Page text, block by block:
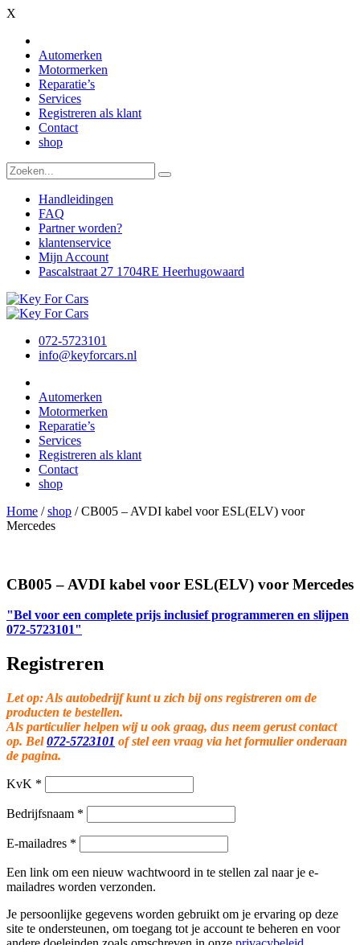
X
Automerken
Motormerken
Reparatie’s
Services
Registreren als klant
Contact
shop
Handleidingen
FAQ
Partner worden?
klantenservice
Mijn Account
Pascalstraat 27 1704RE Heerhugowaard
072-5723101
info@keyforcars.nl
Automerken
Motormerken
Reparatie’s
Services
Registreren als klant
Contact
shop
Home /shop /CB005 – AVDI kabel voor ESL(ELV) voor
Mercedes
CB005 – AVDI kabel voor ESL(ELV) voor Mercedes
"Bel voor een complete prijs inclusief programmeren en slijpen
072-5723101"
Registreren
Let op: Als autobedrijf kunt u zich bij ons registreren om de
producten te bestellen.
Als particulier helpen wij u ook graag, dus neem gerust contact
op. Bel072-5723101 of stel een vraag via het formulier onderaan
de pagina.
KvK *
Bedrijfsnaam *
E-mailadres *
Een link om een nieuw wachtwoord in te stellen zal naar je e-
mailadres worden verzonden.
Je persoonlijke gegevens worden gebruikt om je ervaring op deze
site te ondersteunen, om toegang tot je account te beheren en voor